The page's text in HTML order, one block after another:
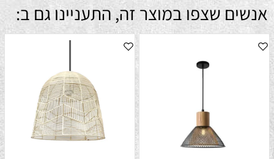
אנשים שצפו במוצר זה, התעניינו גם ב: